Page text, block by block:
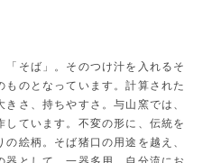
「そば」。そのつけ汁を入れるそ
のとなっています。計算された
さ、持ちやすさ。与山窯では、
ています。不変の形に、伝統を
絵柄。そば猪口の用途を越え、